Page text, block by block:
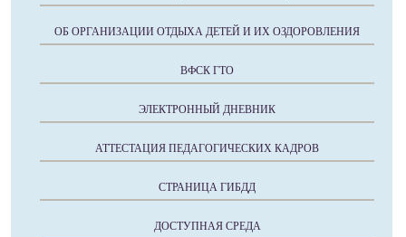
ОБ ОРГАНИЗАЦИИ ОТДЫХА ДЕТЕЙ И ИХ ОЗДОРОВЛЕНИЯ
ВФСК ГТО
ЭЛЕКТРОННЫЙ ДНЕВНИК
АТТЕСТАЦИЯ ПЕДАГОГИЧЕСКИХ КАДРОВ
СТРАНИЦА ГИБДД
ДОСТУПНАЯ СРЕДА